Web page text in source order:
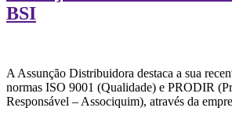
BSI
A Assunção Distribuidora destaca a sua
normas ISO 9001 (Qualidade) e PRODIR
Responsável – Associquim), através da